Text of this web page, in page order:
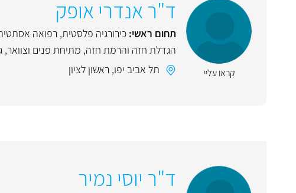
קראו עליי
ד"ר אנדרי אופק
תחום ראשי: כירורגיה פלסטית, רפואה
הגדלת חזה והרמת חזה, מתיחת פנים וצוואר,
תל אביב יפו, ראשון לציון
ד"ר יוסי נמיר